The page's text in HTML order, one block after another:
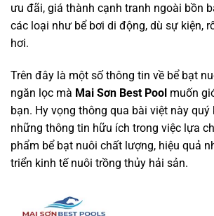
ưu đãi, giá thành cạnh tranh ngoài bồn
các loại như bể bơi di động, dù sự kiện,
hơi.
Trên đây là một số thông tin về bể bạt
ngăn lọc mà Mai Sơn Best Pool muốn
bạn. Hy vọng thông qua bài việt này quý
những thông tin hữu ích trong việc lựa
phẩm bể bạt nuôi chất lượng, hiệu quả
triển kinh tế nuôi trồng thủy hải sản.